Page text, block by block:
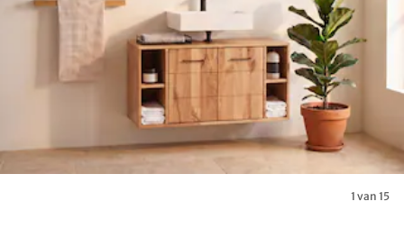
1 van 15